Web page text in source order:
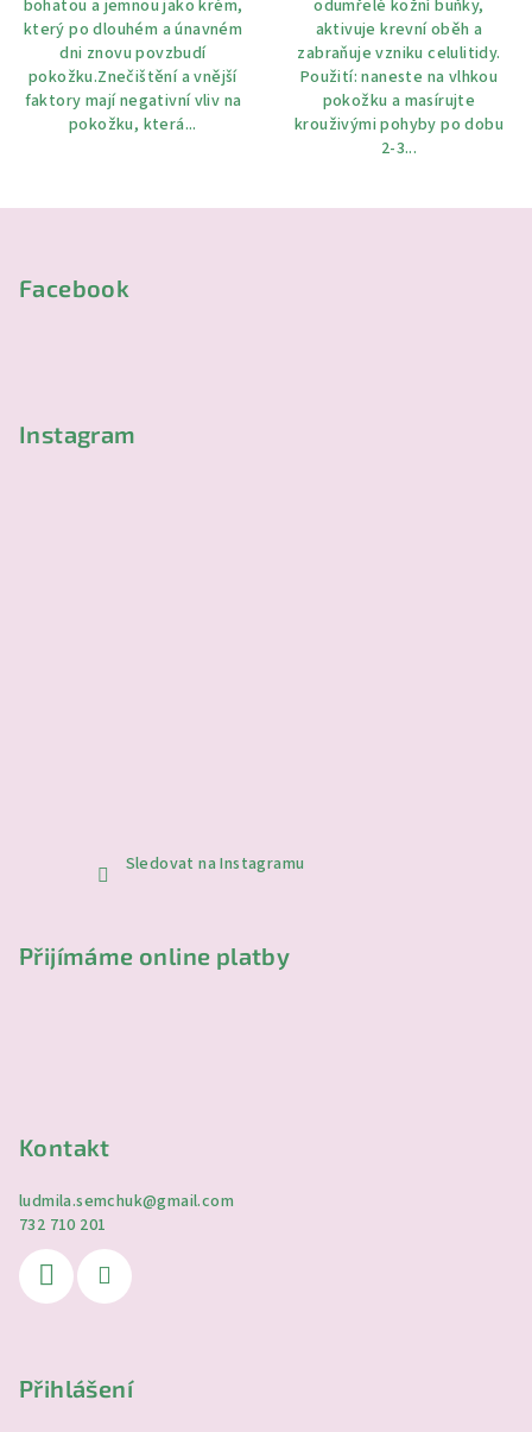
bohatou a jemnou jako krém,
který po dlouhém a únavném
dni znovu povzbudí
pokožku.Znečištění a vnější
faktory mají negativní vliv na
pokožku, která...
odumřelé kožní buňky,
aktivuje krevní oběh a
zabraňuje vzniku celulitidy.
Použití: naneste na vlhkou
pokožku a masírujte
krouživými pohyby po dobu
2-3...
Facebook
Instagram
Sledovat na Instagramu
Přijímáme online platby
Kontakt
ludmila.semchuk@gmail.com
732 710 201
Přihlášení